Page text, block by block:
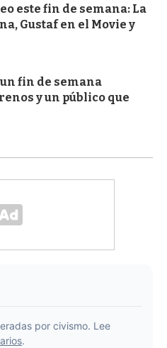
este fin de semana: La
Gustaf en el Movie y
fin de semana
y un público que